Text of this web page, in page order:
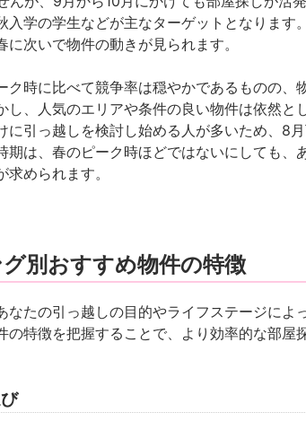
入学の学生などが主なターゲットとなります
次いで物件の動きが見られます。
ク時に比べて競争率は穏やかであるものの、
、人気のエリアや条件の良い物件は依然と
に引っ越しを検討し始める人が多いため、8
期は、春のピーク時ほどではないにしても、
められます。
別おすすめ物件の特徴
なたの引っ越しの目的やライフステージによ
特徴を把握することで、より効率的な部屋